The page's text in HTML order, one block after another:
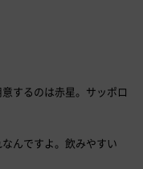
するのは赤星。サッポロ
んですよ。飲みやすい